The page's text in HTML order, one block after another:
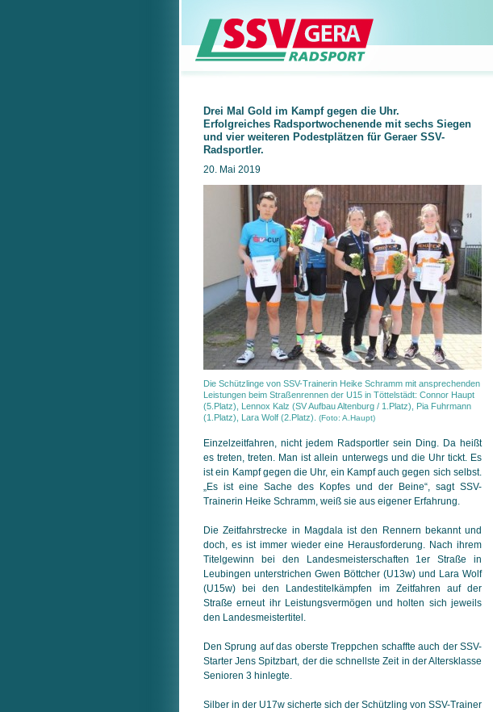
Drei Mal Gold im Kampf gegen die Uhr.
Erfolgreiches Radsportwochenende mit sechs Siegen
und vier weiteren Podestplätzen für Geraer SSV-
Radsportler.
20. Mai 2019
Die Schützlinge von SSV-Trainerin Heike Schramm mit an­spre­chen­den
Leistungen beim Straßenrennen der U15 in Töttelstädt: Connor Haupt
(5.Platz), Lennox Kalz (SV Aufbau Altenburg / 1.Platz), Pia Fuhrmann
(1.Platz), Lara Wolf (2.Platz). (Foto: A.Haupt)
Einzelzeitfahren, nicht jedem Radsportler sein Ding. Da heißt
es treten, treten. Man ist allein unterwegs und die Uhr tickt. Es
ist ein Kampf gegen die Uhr, ein Kampf auch gegen sich selbst.
„Es ist eine Sache des Kopfes und der Beine“, sagt SSV-
Trainerin Heike Schramm, weiß sie aus eigener Erfahrung.
Die Zeitfahrstrecke in Magdala ist den Rennern bekannt und
doch, es ist immer wieder eine Herausforderung. Nach ihrem
Titelgewinn bei den Landesmeisterschaften 1er Straße in
Leubingen unterstrichen Gwen Böttcher (U13w) und Lara Wolf
(U15w) bei den Landestitelkämpfen im Zeitfahren auf der
Straße erneut ihr Leistungsvermögen und holten sich jeweils
den Landesmeistertitel.
Den Sprung auf das oberste Treppchen schaffte auch der SSV-
Starter Jens Spitzbart, der die schnellste Zeit in der Altersklasse
Senioren 3 hinlegte.
Silber in der U17w sicherte sich der Schützling von SSV-Trainer